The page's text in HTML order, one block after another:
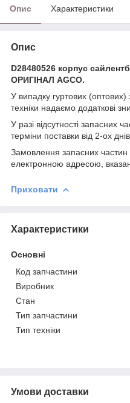
Опис Характеристики
Опис
D28480526 корпус
ОРИГІНАЛ AGCO.
У випадку гуртових
техніки надаємо додаткові
У разі відсутності запасних
терміни поставки від 2-ох днів.
Замовлення запасних
електронною адресою,
Приховати
Характеристики
Основні
Код запчастини
Виробник
Стан
Тип запчастини
Тип техніки
Умови доставки